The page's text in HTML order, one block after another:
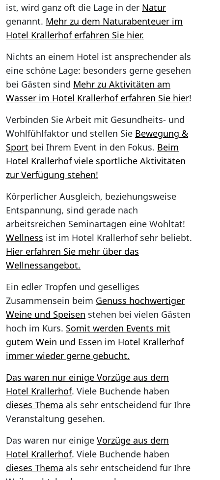
ist, wird ganz oft die Lage in der Natur
genannt. Mehr zu dem Naturabenteuer im
Hotel Krallerhof erfahren Sie hier.
Nichts an einem Hotel ist ansprechender als
eine schöne Lage: besonders gerne gesehen
bei Gästen sind Mehr zu Aktivitäten am
Wasser im Hotel Krallerhof erfahren Sie hier!
Verbinden Sie Arbeit mit Gesundheits- und
Wohlfühlfaktor und stellen Sie Bewegung &
Sport bei Ihrem Event in den Fokus. Beim
Hotel Krallerhof viele sportliche Aktivitäten
zur Verfügung stehen!
Körperlicher Ausgleich, beziehungsweise
Entspannung, sind gerade nach
arbeitsreichen Seminartagen eine Wohltat!
Wellness ist im Hotel Krallerhof sehr beliebt.
Hier erfahren Sie mehr über das
Wellnessangebot.
Ein edler Tropfen und geselliges
Zusammensein beim Genuss hochwertiger
Weine und Speisen stehen bei vielen Gästen
hoch im Kurs. Somit werden Events mit
gutem Wein und Essen im Hotel Krallerhof
immer wieder gerne gebucht.
Das waren nur einige Vorzüge aus dem
Hotel Krallerhof. Viele Buchende haben
dieses Thema als sehr entscheidend für Ihre
Veranstaltung gesehen.
Das waren nur einige Vorzüge aus dem
Hotel Krallerhof. Viele Buchende haben
dieses Thema als sehr entscheidend für Ihre